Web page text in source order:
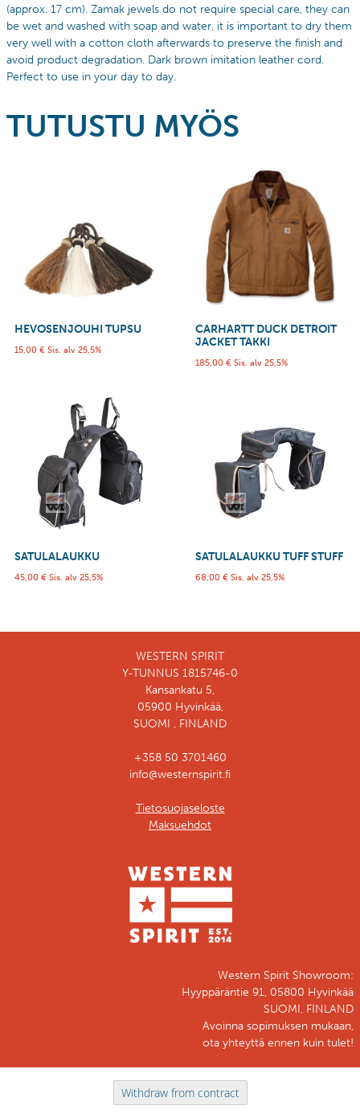
(approx. 17 cm). Zamak jewels do not require special care, they can
be wet and washed with soap and water, it is important to dry them
very well with a cotton cloth afterwards to preserve the finish and
avoid product degradation. Dark brown imitation leather cord.
Perfect to use in your day to day.
TUTUSTU MYÖS
HEVOSENJOUHI TUPSU
15,00 € Sis. alv 25,5%
CARHARTT DUCK DETROIT
JACKET TAKKI
185,00 € Sis. alv 25,5%
SATULALAUKKU
45,00 € Sis. alv 25,5%
SATULALAUKKU TUFF STUFF
68,00 € Sis. alv 25,5%
WESTERN SPIRIT
Y-TUNNUS 1815746-0
Kansankatu 5,
05900 Hyvinkää,
SUOMI , FINLAND
+358 50 3701460
info@westernspirit.fi
Tietosuojaseloste
Maksuehdot
Western Spirit Showroom:
Hyyppäräntie 91, 05800 Hyvinkää
SUOMI, FINLAND
Avoinna sopimuksen mukaan,
ota yhteyttä ennen kuin tulet!
Withdraw from contract